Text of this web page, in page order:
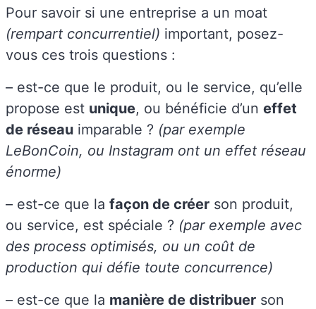
Pour savoir si une entreprise a un moat
(rempart concurrentiel) important, posez-
vous ces trois questions :
– est-ce que le produit, ou le service, qu’elle
propose est unique, ou bénéficie d’un effet
de réseau imparable ? (par exemple
LeBonCoin, ou Instagram ont un effet réseau
énorme)
– est-ce que la façon de créer son produit,
ou service, est spéciale ? (par exemple avec
des process optimisés, ou un coût de
production qui défie toute concurrence)
– est-ce que la manière de distribuer son